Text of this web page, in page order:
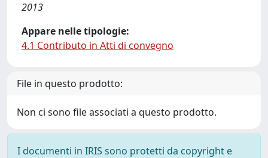
2013
Appare nelle tipologie:
4.1 Contributo in Atti di convegno
File in questo prodotto:
Non ci sono file associati a questo prodotto.
I documenti in IRIS sono protetti da copyright e